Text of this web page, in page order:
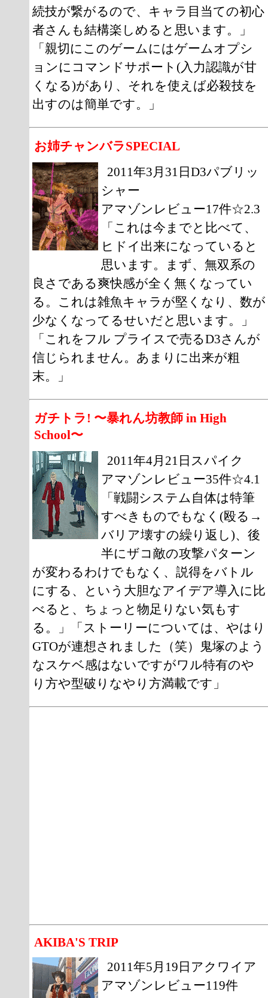
続技が繋がるので、キャラ目当ての初心
者さんも結構楽しめると思います。」
「親切にこのゲームにはゲームオプシ
ョンにコマンドサポート(入力認識が甘
くなる)があり、それを使えば必殺技を
出すのは簡単です。」
お姉チャンバラSPECIAL
2011年3月31日D3パブリッ
シャー
アマゾンレビュー17件☆2.3
「これは今までと比べて、
ヒドイ出来になっていると
思います。まず、無双系の
良さである爽快感が全く無くなってい
る。これは雑魚キャラが堅くなり、数が
少なくなってるせいだと思います。」
「これをフル プライスで売るD3さんが
信じられません。あまりに出来が粗
末。」
ガチトラ! 〜暴れん坊教師 in High
School〜
2011年4月21日スパイク
アマゾンレビュー35件☆4.1
「戦闘システム自体は特筆
すべきものでもなく(殴る→
バリア壊すの繰り返し)、後
半にザコ敵の攻撃パターン
が変わるわけでもなく、説得をバトル
にする、という大胆なアイデア導入に比
べると、ちょっと物足りない気もす
る。」「ストーリーについては、やはり
GTOが連想されました（笑）鬼塚のよう
なスケベ感はないですがワル特有のや
り方や型破りなやり方満載です」
AKIBA'S TRIP
2011年5月19日アクワイア
アマゾンレビュー119件